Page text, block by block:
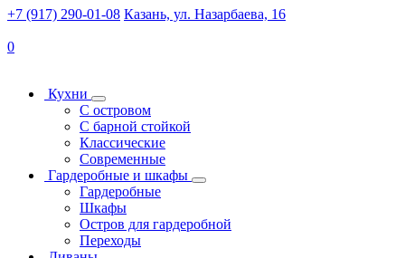
+7 (917) 290-01-08 Казань, ул. Назарбаева, 16
0
Кухни
С островом
С барной стойкой
Классические
Современные
Гардеробные и шкафы
Гардеробные
Шкафы
Остров для гардеробной
Переходы